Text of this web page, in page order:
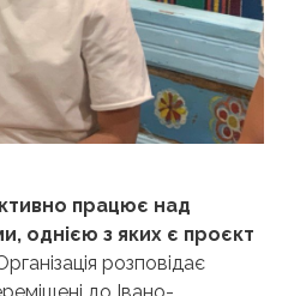
працює над
однією з яких є проєкт
розповідає